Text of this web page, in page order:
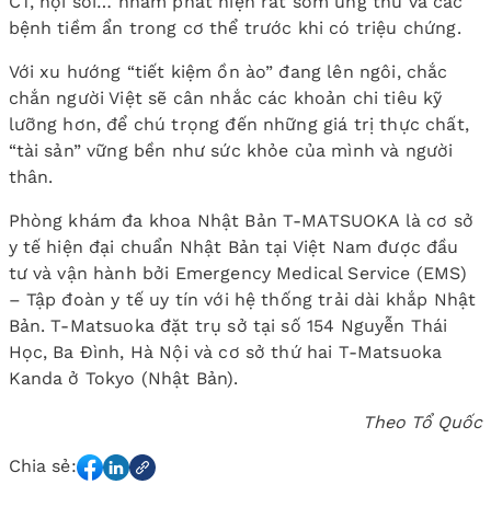
bệnh tiềm ẩn trong cơ thể trước khi có triệu chứng.
Với xu hướng “tiết kiệm ồn ào” đang lên ngôi, chắc
chắn người Việt sẽ cân nhắc các khoản chi tiêu kỹ
lưỡng hơn, để chú trọng đến những giá trị thực chất,
“tài sản” vững bền như sức khỏe của mình và người
thân.
Phòng khám đa khoa Nhật Bản T-MATSUOKA là cơ sở
y tế hiện đại chuẩn Nhật Bản tại Việt Nam được đầu
tư và vận hành bởi Emergency Medical Service (EMS)
– Tập đoàn y tế uy tín với hệ thống trải dài khắp Nhật
Bản. T-Matsuoka đặt trụ sở tại số 154 Nguyễn Thái
Học, Ba Đình, Hà Nội và cơ sở thứ hai T-Matsuoka
Kanda ở Tokyo (Nhật Bản).
Theo Tổ Quốc
Chia sẻ: